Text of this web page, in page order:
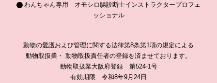
わんちゃん専用 オモシロ腸診断士インストラクタープロフェ
ッショナル
動物の愛護および管理に関する法律第8条第1項の規定による
動物取扱業・ 動物取扱責任者の登録を済ませております。
動物取扱業大阪府登録 第524-1号
有効期限 令和8年9月24日